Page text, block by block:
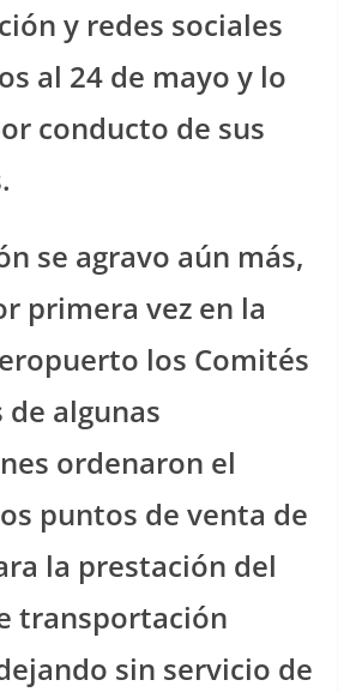
y redes sociales
al 24 de mayo y lo
conducto de sus
se agravo aún más,
primera vez en la
los Comités
algunas
ordenaron el
puntos de venta de
la prestación del
transportación
sin servicio de